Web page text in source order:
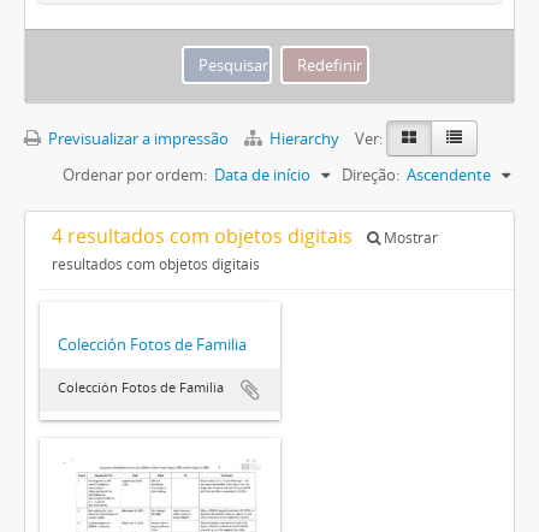
Previsualizar a impressão Hierarchy
Ver:
Ordenar por ordem: Data de início Direção: Ascendente
4 resultados com objetos digitais
Mostrar
resultados com objetos digitais
Colección Fotos de Familia
Colección Fotos de Familia